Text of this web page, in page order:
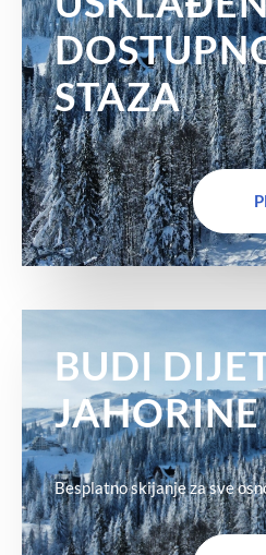
STAZA
BUDI
JAHORINE
Besplatno skijanje za sve